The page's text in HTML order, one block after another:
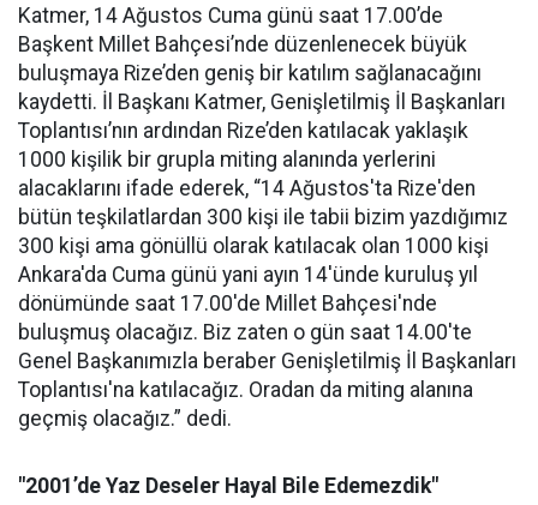
Katmer, 14 Ağustos Cuma günü saat 17.00’de
Başkent Millet Bahçesi’nde düzenlenecek büyük
buluşmaya Rize’den geniş bir katılım sağlanacağını
kaydetti. İl Başkanı Katmer, Genişletilmiş İl Başkanları
Toplantısı’nın ardından Rize’den katılacak yaklaşık
1000 kişilik bir grupla miting alanında yerlerini
alacaklarını ifade ederek, “14 Ağustos'ta Rize'den
bütün teşkilatlardan 300 kişi ile tabii bizim yazdığımız
300 kişi ama gönüllü olarak katılacak olan 1000 kişi
Ankara'da Cuma günü yani ayın 14'ünde kuruluş yıl
dönümünde saat 17.00'de Millet Bahçesi'nde
buluşmuş olacağız. Biz zaten o gün saat 14.00'te
Genel Başkanımızla beraber Genişletilmiş İl Başkanları
Toplantısı'na katılacağız. Oradan da miting alanına
geçmiş olacağız.” dedi.
"2001’de Yaz Deseler Hayal Bile Edemezdik"